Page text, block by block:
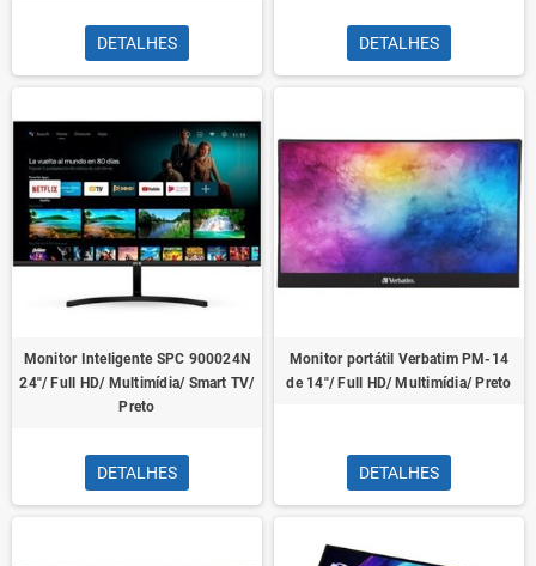
DETALHES DETALHES
Monitor Inteligente SPC 900024N
24"/ Full HD/ Multimídia/ Smart TV/
Preto
DETALHES
Monitor portátil Verbatim PM-14
de 14"/ Full HD/ Multimídia/ Preto
DETALHES